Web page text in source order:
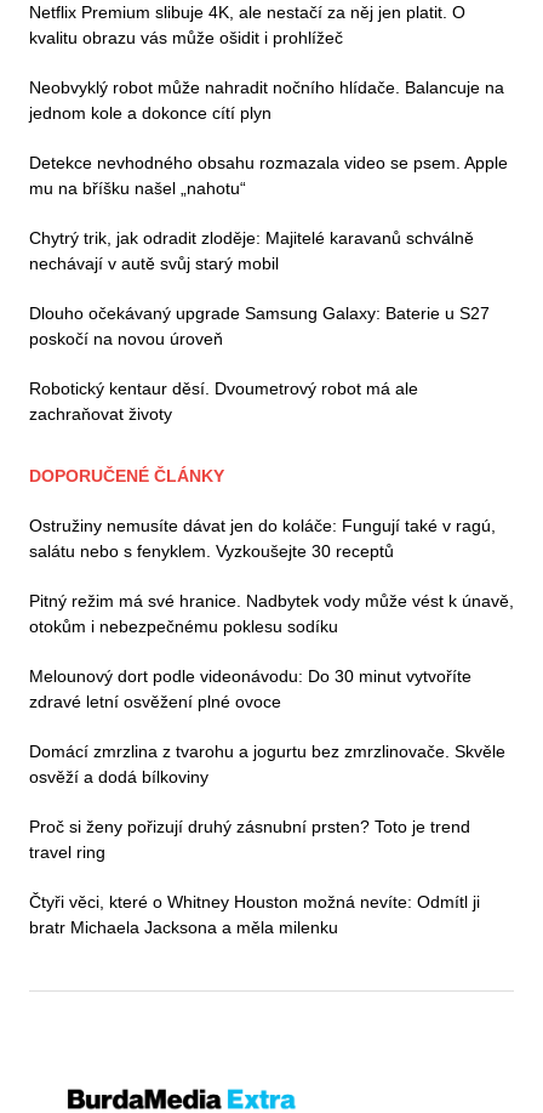
Netflix Premium slibuje 4K, ale nestačí za něj jen platit. O
kvalitu obrazu vás může ošidit i prohlížeč
Neobvyklý robot může nahradit nočního hlídače. Balancuje na
jednom kole a dokonce cítí plyn
Detekce nevhodného obsahu rozmazala video se psem. Apple
mu na bříšku našel „nahotu“
Chytrý trik, jak odradit zloděje: Majitelé karavanů schválně
nechávají v autě svůj starý mobil
Dlouho očekávaný upgrade Samsung Galaxy: Baterie u S27
poskočí na novou úroveň
Robotický kentaur děsí. Dvoumetrový robot má ale
zachraňovat životy
DOPORUČENÉ ČLÁNKY
Ostružiny nemusíte dávat jen do koláče: Fungují také v ragú,
salátu nebo s fenyklem. Vyzkoušejte 30 receptů
Pitný režim má své hranice. Nadbytek vody může vést k únavě,
otokům i nebezpečnému poklesu sodíku
Melounový dort podle videonávodu: Do 30 minut vytvoříte
zdravé letní osvěžení plné ovoce
Domácí zmrzlina z tvarohu a jogurtu bez zmrzlinovače. Skvěle
osvěží a dodá bílkoviny
Proč si ženy pořizují druhý zásnubní prsten? Toto je trend
travel ring
Čtyři věci, které o Whitney Houston možná nevíte: Odmítl ji
bratr Michaela Jacksona a měla milenku